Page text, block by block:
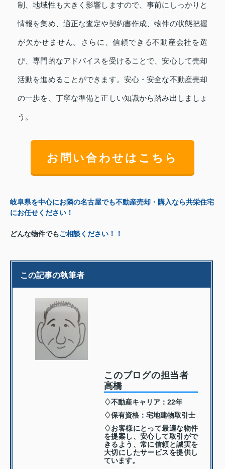
制、地域性も大きく影響しますので、事前にしっかりと
情報を集め、適正な査定や契約書作成、物件の状態把握
が欠かせません。さらに、信頼できる不動産会社を選
び、専門的なアドバイスを受けることで、安心して売却
活動を進めることができます。安心・安全な不動産売却
の一歩を、丁寧な準備と正しい知識から踏み出しましょ
う。
お問い合わせはこちら
岐阜県を中心にお隣の名古屋でも不動産売却・購入なら共栄住宅
にお任せください！
どんな物件でもご相談ください！！
この記事の執筆者
このブログの担当者
高橋
♢不動産キャリア：22年
♢保有資格：宅地建物取引士
♢お客様にとって最適な物件
を提案し、安心して取引がで
きるよう、常に信頼と誠実を
大切にしたサービスを提供し
ています。